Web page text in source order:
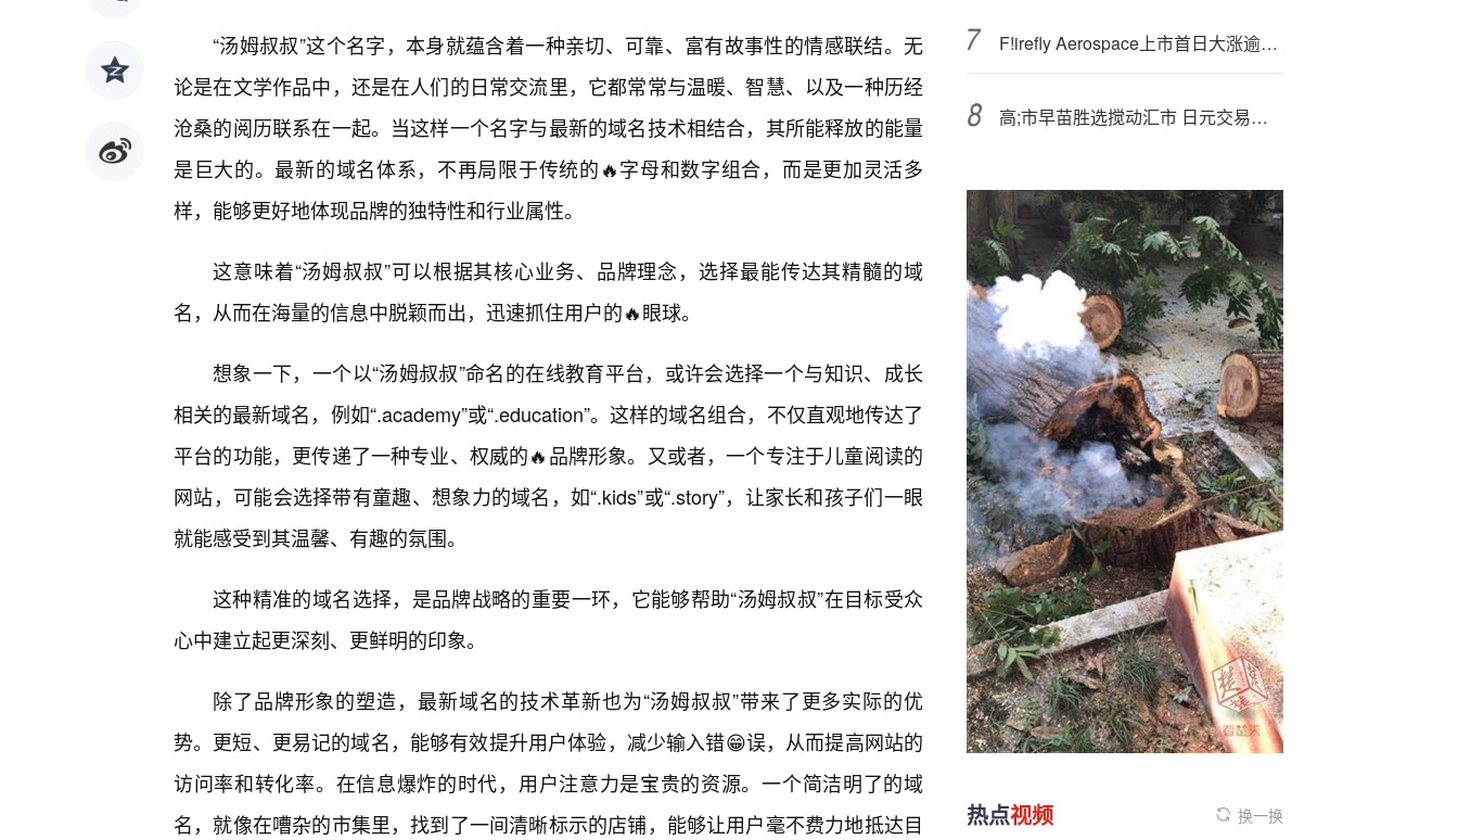
“汤姆叔叔”这个名字，本身就蕴含着一种亲切、可靠、富有故事性的情感联结。无
论是在文学作品中，还是在人们的日常交流里，它都常常与温暖、智慧、以及一种历经
沧桑的阅历联系在一起。当这样一个名字与最新的域名技术相结合，其所能释放的能量
是巨大的。最新的域名体系，不再局限于传统的🔥字母和数字组合，而是更加灵活多
样，能够更好地体现品牌的独特性和行业属性。
这意味着“汤姆叔叔”可以根据其核心业务、品牌理念，选择最能传达其精髓的域
名，从而在海量的信息中脱颖而出，迅速抓住用户的🔥眼球。
想象一下，一个以“汤姆叔叔”命名的在线教育平台，或许会选择一个与知识、成长
相关的最新域名，例如“.academy”或“.education”。这样的域名组合，不仅直观地传达了
平台的功能，更传递了一种专业、权威的🔥品牌形象。又或者，一个专注于儿童阅读的
网站，可能会选择带有童趣、想象力的域名，如“.kids”或“.story”，让家长和孩子们一眼
就能感受到其温馨、有趣的氛围。
这种精准的域名选择，是品牌战略的重要一环，它能够帮助“汤姆叔叔”在目标受众
心中建立起更深刻、更鲜明的印象。
除了品牌形象的塑造，最新域名的技术革新也为“汤姆叔叔”带来了更多实际的优
势。更短、更易记的域名，能够有效提升用户体验，减少输入错😁误，从而提高网站的
访问率和转化率。在信息爆炸的时代，用户注意力是宝贵的资源。一个简洁明了的域
名，就像在嘈杂的市集里，找到了一间清晰标示的店铺，能够让用户毫不费力地抵达目
F!irefly Aerospace上市首日大涨逾34% 总市值达85亿美元
高;市早苗胜选搅动汇市 日元交易员遭遇“大规模平仓”
热点视频 换一换